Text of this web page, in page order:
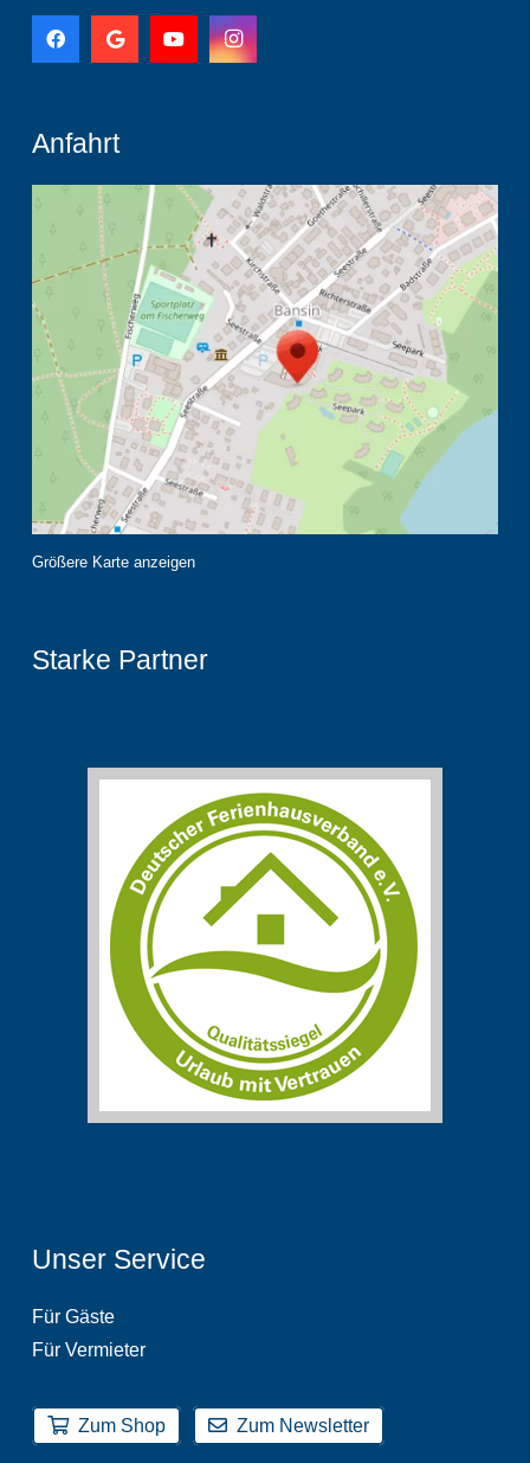
Anfahrt
Größere Karte anzeigen
Starke Partner
Unser Service
Für Gäste
Für Vermieter
Zum Shop Zum Newsletter